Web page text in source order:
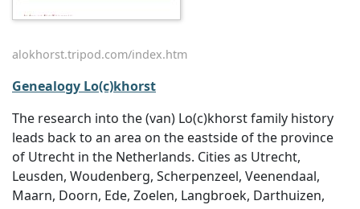
alokhorst.tripod.com/index.htm
Genealogy Lo(c)khorst
The research into the (van) Lo(c)khorst family history
leads back to an area on the eastside of the province
of Utrecht in the Netherlands. Cities as Utrecht,
Leusden, Woudenberg, Scherpenzeel, Veenendaal,
Maarn, Doorn, Ede, Zoelen, Langbroek, Darthuizen,